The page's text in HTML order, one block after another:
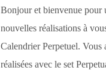
Bonjour et bienvenue pour
nouvelles réalisations à
Calendrier Perpetuel. Vous
réalisées avec le set